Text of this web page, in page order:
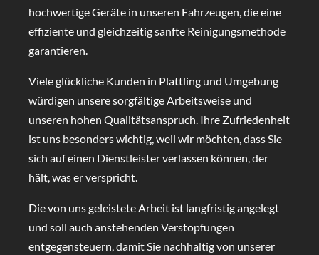
hochwertige Geräte in unseren Fahrzeugen, die eine
effiziente und gleichzeitig sanfte Reinigungsmethode
garantieren.
Viele glückliche Kunden in Plattling und Umgebung
würdigen unsere sorgfältige Arbeitsweise und
unseren hohen Qualitätsanspruch. Ihre Zufriedenheit
ist uns besonders wichtig, weil wir möchten, dass Sie
sich auf einen Dienstleister verlassen können, der
hält, was er verspricht.
Die von uns geleistete Arbeit ist langfristig angelegt
und soll auch anstehenden Verstopfungen
entgegensteuern, damit Sie nachhaltig von unserer